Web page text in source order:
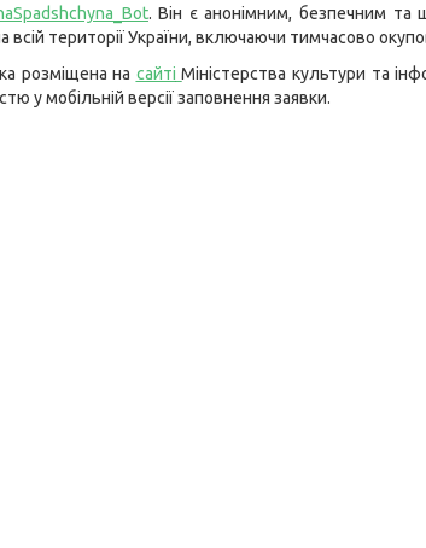
. Він є анонімним, безпечним та
території України, включаючи тимчасово
розміщена на сайті Міністерства культури та
у мобільній версії заповнення заявки.